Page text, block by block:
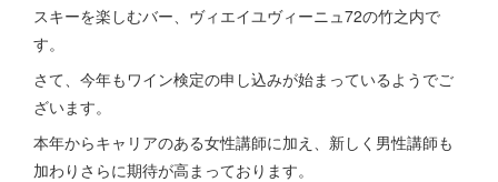
スキーを楽しむバー、ヴィエイユヴィーニュ72の竹之内で
す。
さて、今年もワイン検定の申し込みが始まっているようでご
ざいます。
本年からキャリアのある女性講師に加え、新しく男性講師も
加わりさらに期待が高まっております。